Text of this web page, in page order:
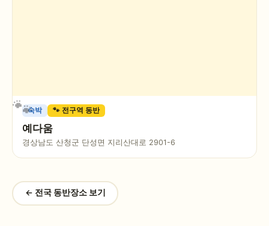
숙박 🐾 전구역 동반
예다움
경상남도 산청군 단성면 지리산대로 2901-6
← 전국 동반장소 보기